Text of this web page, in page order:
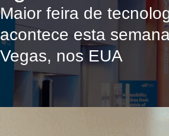
Maior feira de
acontece esta
Vegas, nos EUA